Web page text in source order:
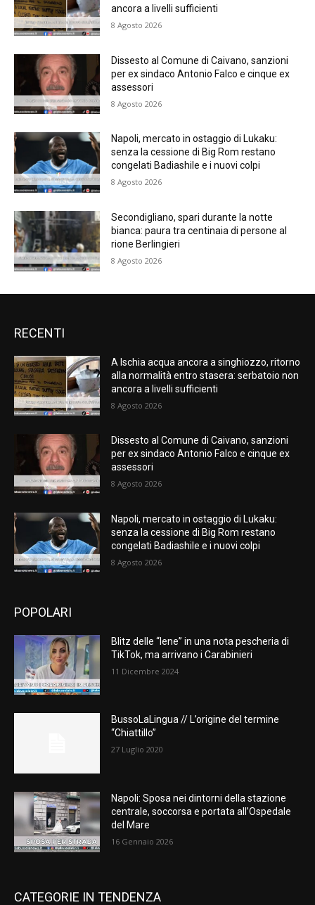
ancora a livelli sufficienti
8 Agosto 2026
Dissesto al Comune di Caivano, sanzioni
per ex sindaco Antonio Falco e cinque ex
assessori
8 Agosto 2026
Napoli, mercato in ostaggio di Lukaku:
senza la cessione di Big Rom restano
congelati Badiashile e i nuovi colpi
8 Agosto 2026
Secondigliano, spari durante la notte
bianca: paura tra centinaia di persone al
rione Berlingieri
8 Agosto 2026
RECENTI
A Ischia acqua ancora a singhiozzo, ritorno
alla normalità entro stasera: serbatoio non
ancora a livelli sufficienti
8 Agosto 2026
Dissesto al Comune di Caivano, sanzioni
per ex sindaco Antonio Falco e cinque ex
assessori
8 Agosto 2026
Napoli, mercato in ostaggio di Lukaku:
senza la cessione di Big Rom restano
congelati Badiashile e i nuovi colpi
8 Agosto 2026
POPOLARI
Blitz delle “Iene” in una nota pescheria di
TikTok, ma arrivano i Carabinieri
11 Dicembre 2024
BussoLaLingua // L’origine del termine
“Chiattillo”
27 Luglio 2020
Napoli: Sposa nei dintorni della stazione
centrale, soccorsa e portata all’Ospedale
del Mare
16 Gennaio 2026
CATEGORIE IN TENDENZA